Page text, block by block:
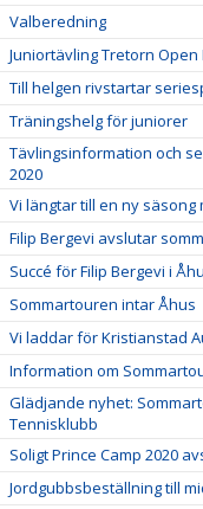
Valberedning
Juniortävling Tretorn
Till helgen rivstartar
Träningshelg för juniorer
Tävlingsinformation och
2020
Vi längtar till en ny säsong
Filip Bergevi avslutar
Succé för Filip Bergevi i
Sommartouren intar Åhus
Vi laddar för Kristianstad
Information om
Glädjande nyhet:
Tennisklubb
Soligt Prince Camp 2020
Jordgubbsbeställning till